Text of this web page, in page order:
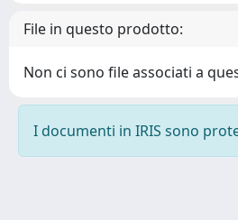
File in questo prodotto:
Non ci sono file associati a
I documenti in IRIS sono